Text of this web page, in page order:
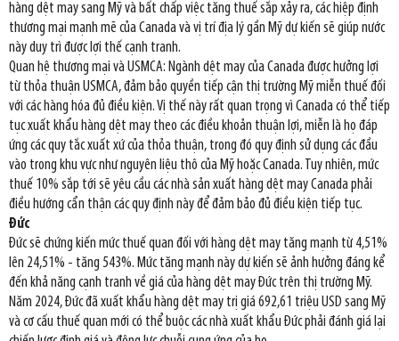
hàng dệt may sang Mỹ và bất chấp việc tăng thuế sắp xảy ra, các hiệp định
thương mại mạnh mẽ của Canada và vị trí địa lý gần Mỹ dự kiến sẽ giúp nước
này duy trì được lợi thế cạnh tranh.
Quan hệ thương mại và USMCA: Ngành dệt may của Canada được hưởng lợi
từ thỏa thuận USMCA, đảm bảo quyền tiếp cận thị trường Mỹ miễn thuế đối
với các hàng hóa đủ điều kiện. Vị thế này rất quan trọng vì Canada có thể tiếp
tục xuất khẩu hàng dệt may theo các điều khoản thuận lợi, miễn là họ đáp
ứng các quy tắc xuất xứ của thỏa thuận, trong đó quy định sử dụng các đầu
vào trong khu vực như nguyên liệu thô của Mỹ hoặc Canada. Tuy nhiên, mức
thuế 10% sắp tới sẽ yêu cầu các nhà sản xuất hàng dệt may Canada phải
điều hướng cẩn thận các quy định này để đảm bảo đủ điều kiện tiếp tục.
Đức
Đức sẽ chứng kiến mức thuế quan đối với hàng dệt may tăng mạnh từ 4,51%
lên 24,51% - tăng 543%. Mức tăng mạnh này dự kiến sẽ ảnh hưởng đáng kể
đến khả năng cạnh tranh về giá của hàng dệt may Đức trên thị trường Mỹ.
Năm 2024, Đức đã xuất khẩu hàng dệt may trị giá 692,61 triệu USD sang Mỹ
và cơ cấu thuế quan mới có thể buộc các nhà xuất khẩu Đức phải đánh giá lại